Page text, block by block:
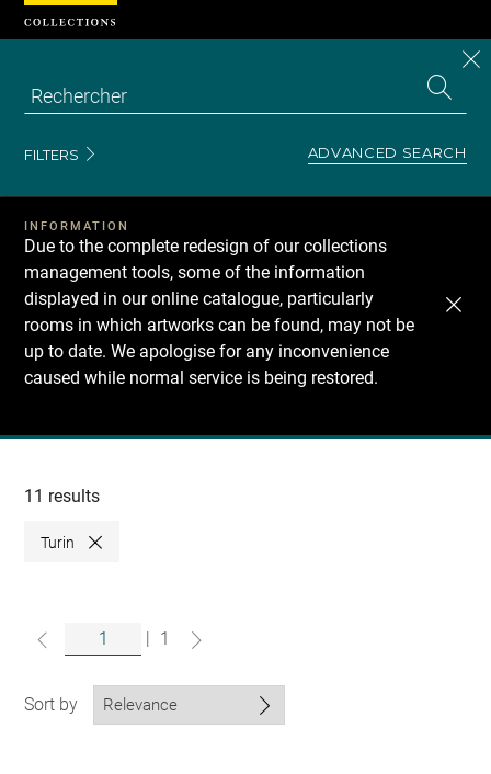
FILTERS ADVANCED SEARCH
INFORMATION
Due to the complete redesign of our collections
management tools, some of the information
displayed in our online catalogue, particularly
rooms in which artworks can be found, may not be
up to date. We apologise for any inconvenience
caused while normal service is being restored.
Recherche
collections
11 results
Turin Close
1
Sort by
Cookies management panel